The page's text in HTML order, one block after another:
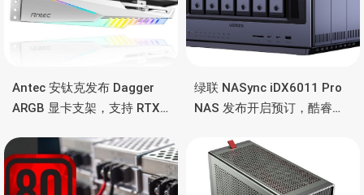
Antec 安钛克发布 Dagger
ARGB 显卡支架，支持 RTX
绿联 NASync iDX6011 Pro
NAS 发布开启预订，酷睿
雷电4、OCuLink